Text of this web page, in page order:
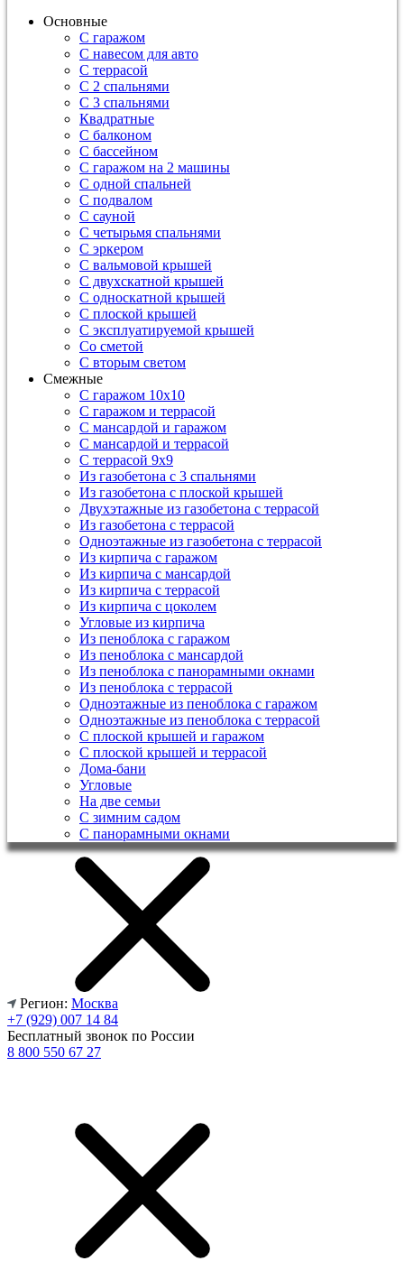
Основные
С гаражом
С навесом для авто
С террасой
С 2 спальнями
С 3 спальнями
Квадратные
С балконом
С бассейном
С гаражом на 2 машины
С одной спальней
С подвалом
С сауной
С четырьмя спальнями
С эркером
С вальмовой крышей
С двухскатной крышей
С односкатной крышей
С плоской крышей
С эксплуатируемой крышей
Со сметой
С вторым светом
Смежные
С гаражом 10х10
С гаражом и террасой
С мансардой и гаражом
С мансардой и террасой
С террасой 9х9
Из газобетона с 3 спальнями
Из газобетона с плоской крышей
Двухэтажные из газобетона с террасой
Из газобетона с террасой
Одноэтажные из газобетона с террасой
Из кирпича с гаражом
Из кирпича с мансардой
Из кирпича с террасой
Из кирпича с цоколем
Угловые из кирпича
Из пеноблока с гаражом
Из пеноблока с мансардой
Из пеноблока с панорамными окнами
Из пеноблока с террасой
Одноэтажные из пеноблока с гаражом
Одноэтажные из пеноблока с террасой
С плоской крышей и гаражом
С плоской крышей и террасой
Дома-бани
Угловые
На две семьи
С зимним садом
С панорамными окнами
Регион: Москва
+7 (929) 007 14 84
Бесплатный звонок по России
8 800 550 67 27